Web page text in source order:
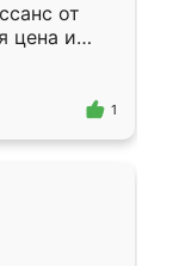
от
цена и
1